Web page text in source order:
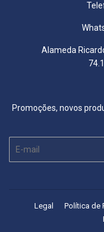
Alameda
Promoções, novos
E-
Legal Política de